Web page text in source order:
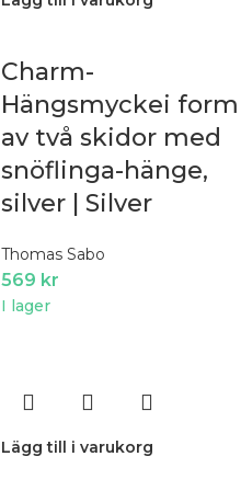
Charm-
Hängsmyckei form
av två skidor med
snöflinga-hänge,
silver | Silver
Thomas Sabo
569 kr
I lager
Lägg till i varukorg